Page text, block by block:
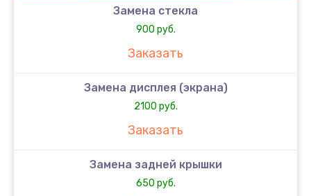
Замена стекла
900 руб.
Заказать
Замена дисплея (экрана)
2100 руб.
Заказать
Замена задней крышки
650 руб.